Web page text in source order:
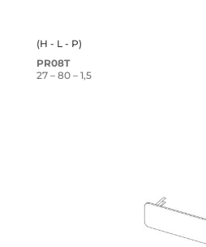
(H - L - P)
PR08T
27 – 80 – 1,5